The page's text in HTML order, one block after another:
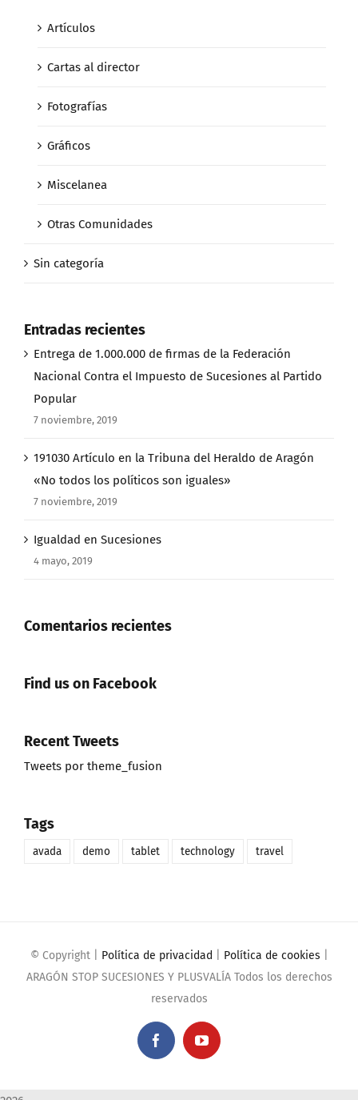
Artículos
Cartas al director
Fotografías
Gráficos
Miscelanea
Otras Comunidades
Sin categoría
Entradas recientes
Entrega de 1.000.000 de firmas de la Federación
Nacional Contra el Impuesto de Sucesiones al Partido
Popular
7 noviembre, 2019
191030 Artículo en la Tribuna del Heraldo de Aragón
«No todos los políticos son iguales»
7 noviembre, 2019
Igualdad en Sucesiones
4 mayo, 2019
Comentarios recientes
Find us on Facebook
Recent Tweets
Tweets por theme_fusion
Tags
avada demo tablet technology travel
© Copyright Política de privacidad Política de cookies
ARAGÓN STOP SUCESIONES Y PLUSVALÍA Todos los derechos
reservados
FacebookYouTube